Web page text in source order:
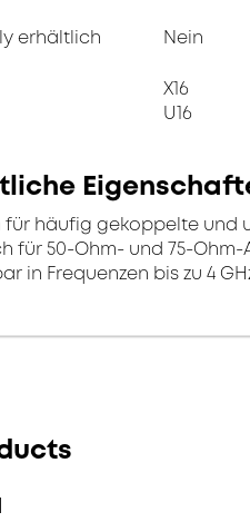
erhältlich Nein
X16
U16
für häufig gekoppelte und
für 50-Ohm- und 75-
in Frequenzen bis zu 4